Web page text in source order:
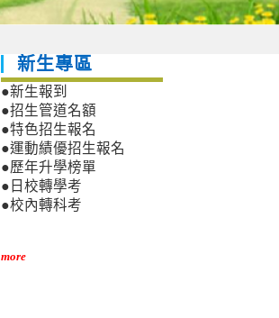
新生專區
●新生報到
●招生管道名額
●特色招生報名
●運動績優招生報名
●歷年升學榜單
●日校轉學考
●校內轉科考
more